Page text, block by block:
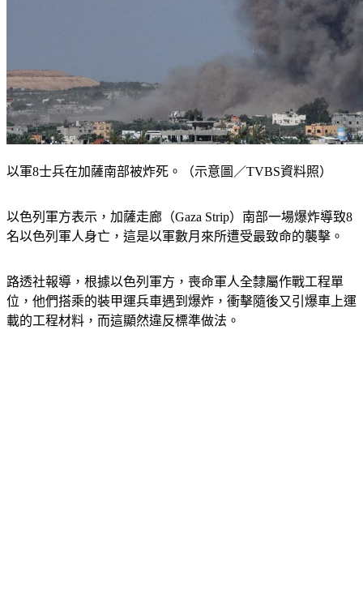
以軍8士兵在加薩南部被炸死。（示意圖／TVBS資料照）
以色列軍方表示，加薩走廊（Gaza Strip）南部一場爆炸導致8
名以色列軍人身亡，這是以軍數月來所遭受最致命的襲擊。
路透社報導，根據以色列軍方，喪命軍人全隸屬作戰工程單
位，他們搭乘的裝甲運兵車遇到爆炸，衝擊隨後又引爆車上運
載的工程材料，而這顯然違反標準做法。